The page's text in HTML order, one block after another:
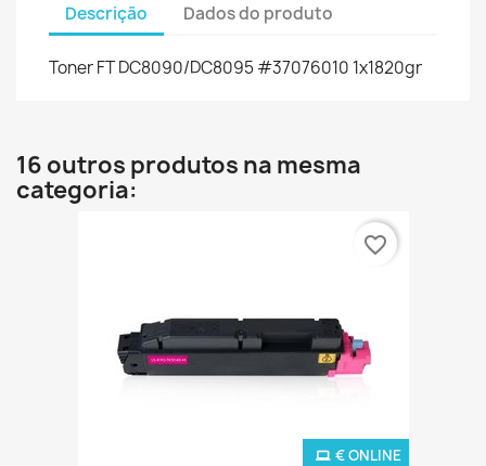
Descrição Dados do produto
Toner FT DC8090/DC8095 #37076010 1x1820gr
16 outros produtos na mesma
categoria:
€ ONLINE
favorite_border